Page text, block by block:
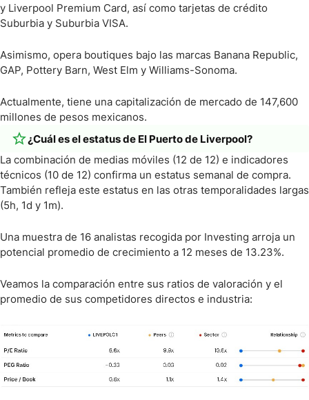
y Liverpool Premium Card, así como tarjetas de crédito
Suburbia y Suburbia VISA.
Asimismo, opera boutiques bajo las marcas Banana Republic,
GAP, Pottery Barn, West Elm y Williams-Sonoma.
Actualmente, tiene una capitalización de mercado de 147,600
millones de pesos mexicanos.
¿Cuál es el estatus de El Puerto de Liverpool?
La combinación de medias móviles (12 de 12) e indicadores
técnicos (10 de 12) confirma un estatus semanal de compra.
También refleja este estatus en las otras temporalidades largas
(5h, 1d y 1m).
Una muestra de 16 analistas recogida por Investing arroja un
potencial promedio de crecimiento a 12 meses de 13.23%.
Veamos la comparación entre sus ratios de valoración y el
promedio de sus competidores directos e industria: